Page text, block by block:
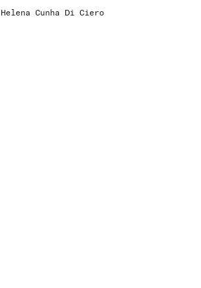
Helena Cunha Di Ciero